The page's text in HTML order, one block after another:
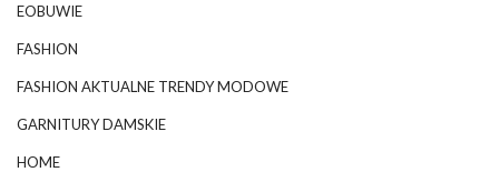
EOBUWIE
FASHION
FASHION AKTUALNE TRENDY MODOWE
GARNITURY DAMSKIE
HOME